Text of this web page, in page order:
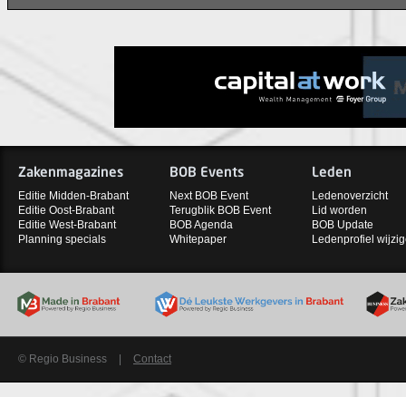
Zakenmagazines
Editie Midden-Brabant
Editie Oost-Brabant
Editie West-Brabant
Planning specials
BOB Events
Next BOB Event
Terugblik BOB Event
BOB Agenda
Whitepaper
Leden
Ledenoverzicht
Lid worden
BOB Update
Ledenprofiel
© Regio Business Contact